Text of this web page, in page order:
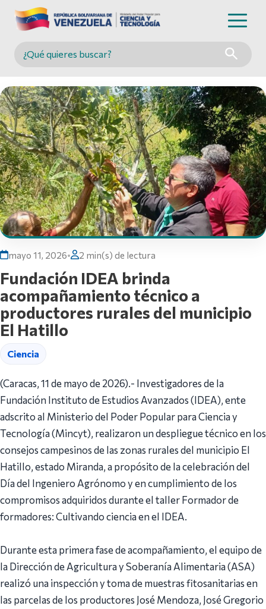
Buscar en MINCYT
mayo 11, 2026• 2 min(s) de lectura
Fundación IDEA brinda
acompañamiento técnico a
productores rurales del municipio
El Hatillo
Ciencia
(Caracas, 11 de mayo de 2026).- Investigadores de la
Fundación Instituto de Estudios Avanzados (IDEA), ente
adscrito al Ministerio del Poder Popular para Ciencia y
Tecnología (Mincyt), realizaron un despliegue técnico en los
consejos campesinos de las zonas rurales del municipio El
Hatillo, estado Miranda, a propósito de la celebración del
Día del Ingeniero Agrónomo y en cumplimiento de los
compromisos adquiridos durante el taller Formador de
formadores: Cultivando ciencia en el IDEA.
Durante esta primera fase de acompañamiento, el equipo de
la Dirección de Agricultura y Soberanía Alimentaria (ASA)
realizó una inspección y toma de muestras fitosanitarias en
las parcelas de los productores José Mendoza, José Gregorio